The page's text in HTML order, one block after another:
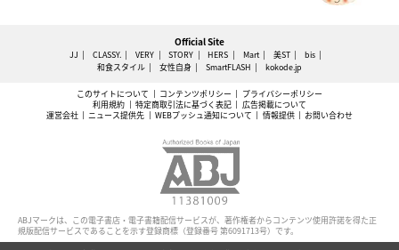
Official Site
JJ CLASSY. VERY STORY HERS Mart 美ST
bis
和食スタイル
女性自身 SmartFLASH kokode.jp
このサイトについて コンテンツポリシー
プライバシーポリシー
利用規約
特定商取引法に基づく表記
広告掲載について
運営会社
ニュース提供先 WEBプッシュ通知について 情報提供 お問い合わせ
ABJマークは、この電子書店・電子書籍配信サービスが、著作権者からコンテンツ使用許諾を得た正
規版配信サービスであることを示す登録商標（登録番号 第6091713号）です。